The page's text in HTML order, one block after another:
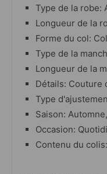
Type de la robe:
Longueur de la
Forme du col:
Type de la
Longueur de la
Détails: Couture
Type
Saison:
Occasion:
Contenu du